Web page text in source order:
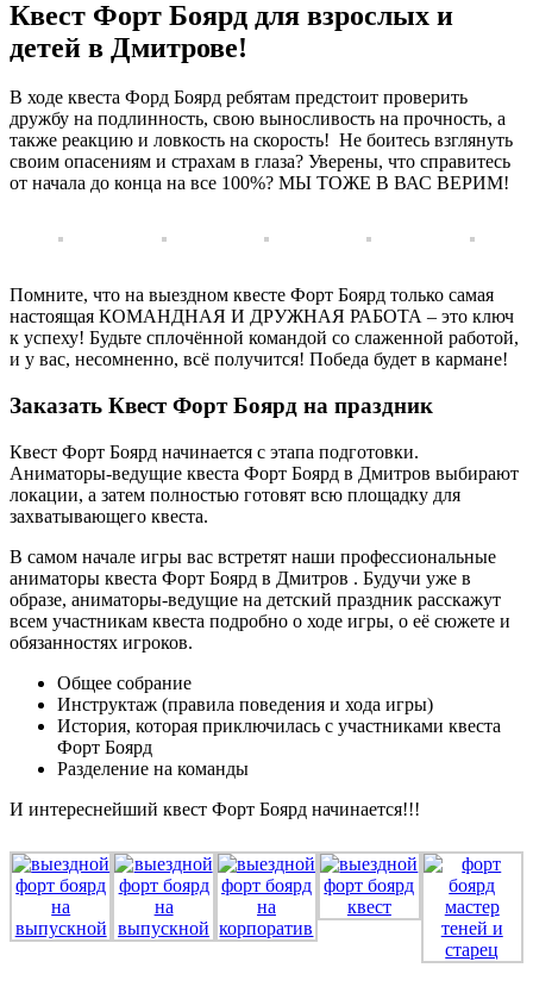
Квест Форт Боярд для взрослых и
детей в Дмитрове!
В ходе квеста Форд Боярд ребятам предстоит проверить
дружбу на подлинность, свою выносливость на прочность, а
также реакцию и ловкость на скорость! Не боитесь взглянуть
своим опасениям и страхам в глаза? Уверены, что справитесь
от начала до конца на все 100%? МЫ ТОЖЕ В ВАС ВЕРИМ!
Помните, что на выездном квесте Форт Боярд только самая
настоящая КОМАНДНАЯ И ДРУЖНАЯ РАБОТА – это ключ
к успеху! Будьте сплочённой командой со слаженной работой,
и у вас, несомненно, всё получится! Победа будет в кармане!
Заказать Квест Форт Боярд на праздник
Квест Форт Боярд начинается с этапа подготовки.
Аниматоры-ведущие квеста Форт Боярд в Дмитров выбирают
локации, а затем полностью готовят всю площадку для
захватывающего квеста.
В самом начале игры вас встретят наши профессиональные
аниматоры квеста Форт Боярд в Дмитров . Будучи уже в
образе, аниматоры-ведущие на детский праздник расскажут
всем участникам квеста подробно о ходе игры, о её сюжете и
обязанностях игроков.
Общее собрание
Инструктаж (правила поведения и хода игры)
История, которая приключилась с участниками квеста
Форт Боярд
Разделение на команды
И интереснейший квест Форт Боярд начинается!!!